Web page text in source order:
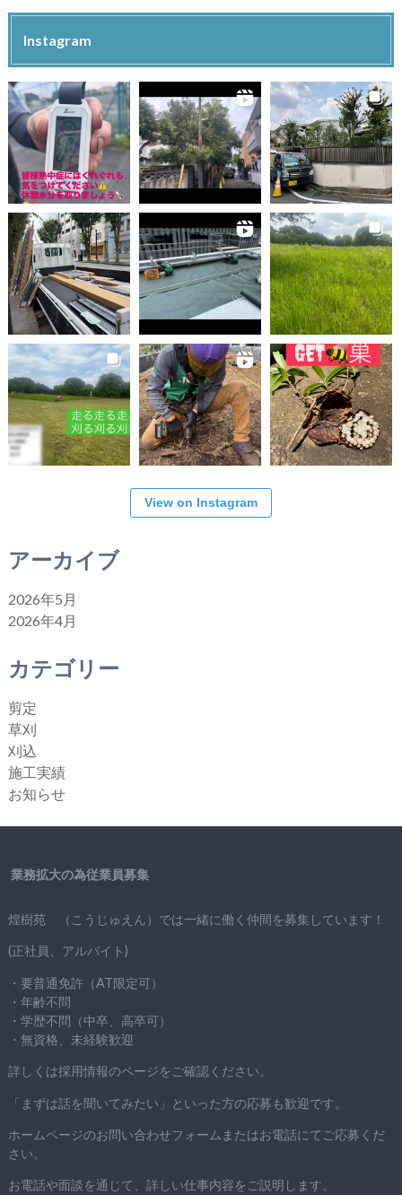
Instagram
View on Instagram
アーカイブ
2026年5月
2026年4月
カテゴリー
剪定
草刈
刈込
施工実績
お知らせ
業務拡大の為従業員募集
煌樹苑 （こうじゅえん）では一緒に働く仲間を募集しています！
(正社員、アルバイト)
・要普通免許（AT限定可）
・年齢不問
・学歴不問（中卒、高卒可）
・無資格、未経験歓迎
詳しくは採用情報のページをご確認ください。
「まずは話を聞いてみたい」といった方の応募も歓迎です。
ホームページのお問い合わせフォームまたはお電話にてご応募くだ
さい。
お電話や面談を通じて、詳しい仕事内容をご説明します。